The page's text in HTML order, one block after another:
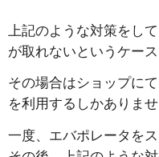
上記のような対策をし
が取れないというケー
その場合はショップに
を利用するしかありませ
一度、エバポレータを